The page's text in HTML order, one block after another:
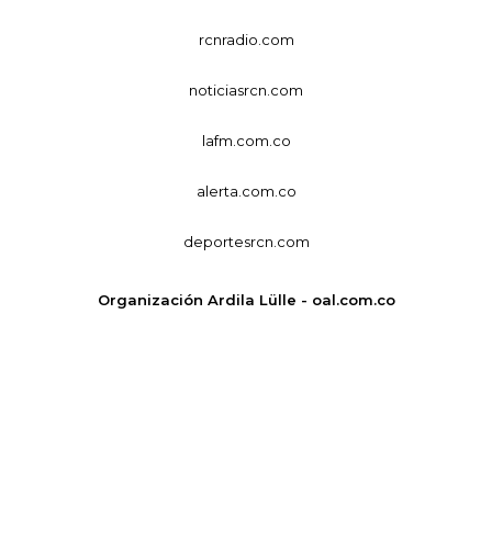
rcnradio.com
noticiasrcn.com
lafm.com.co
alerta.com.co
deportesrcn.com
Organización Ardila Lülle - oal.com.co